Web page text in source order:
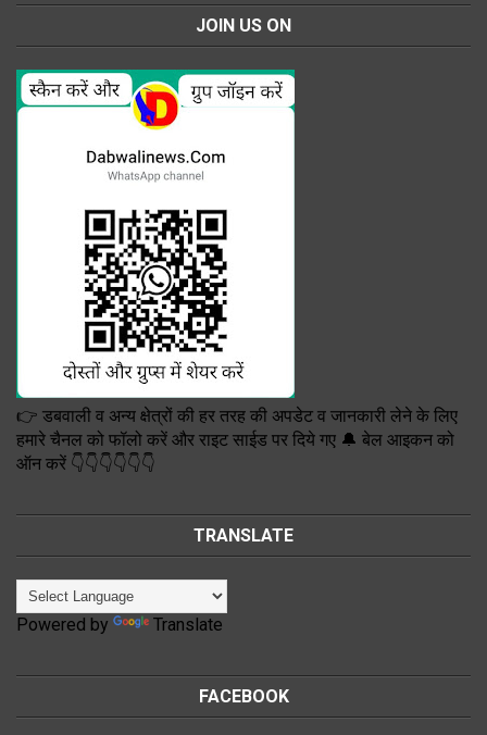
JOIN US ON
👉 डबवाली व अन्य क्षेत्रों की हर तरह की अपडेट व जानकारी लेने के लिए
हमारे चैनल को फॉलो करें और राइट साईड पर दिये गए 🔔 बेल आइकन को
ऑन करें 👇👇👇👇👇👇
TRANSLATE
Powered by Translate
FACEBOOK